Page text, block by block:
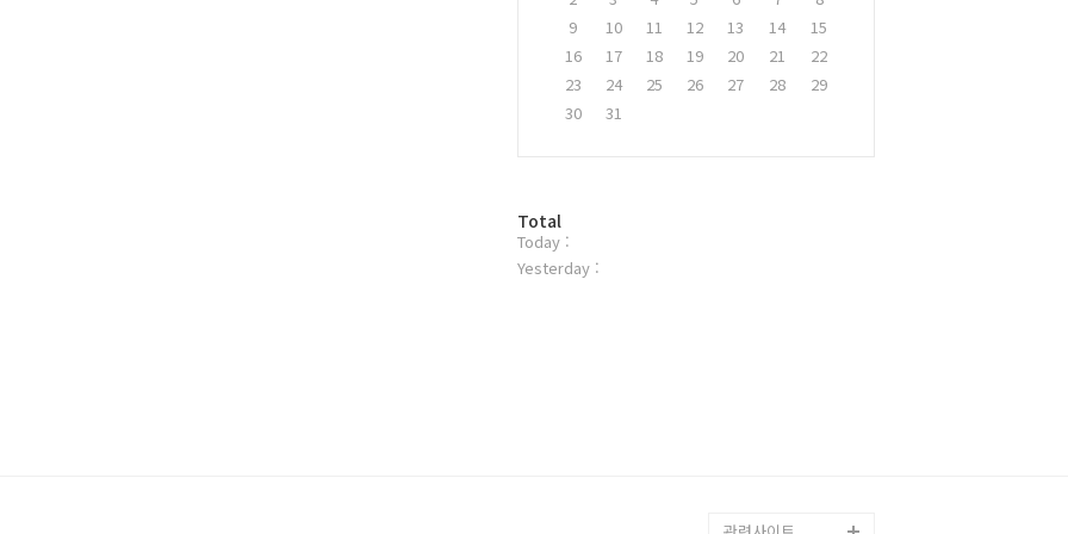
9
10 11 12 13 14
15
16
17 18 19 20 21
22
23
24 25 26 27 28
29
30
31
방
문
자
Total
Today :
Yesterday :